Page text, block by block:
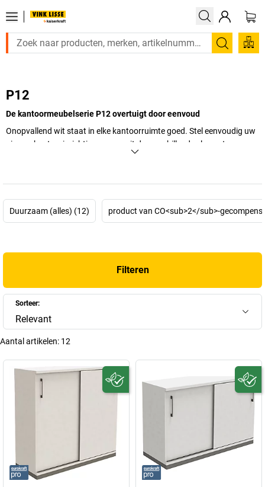
Zoeken
P12
De kantoormeubelserie P12 overtuigt door eenvoud
Onopvallend wit staat in elke kantoorruimte goed. Stel eenvoudig uw
nieuwe kantoorinrichting samen uit de verschillende elementen.
Duurzaam (alles) (12) product van CO<sub>2</sub>-
Filteren
Sorteer:
Relevant
Aantal artikelen: 12